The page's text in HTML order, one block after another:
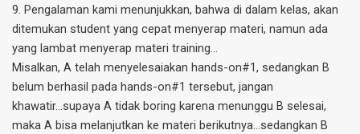
9. Pengalaman kami menunjukkan, bahwa di dalam kelas, akan
ditemukan student yang cepat menyerap materi, namun ada
yang lambat menyerap materi training...
Misalkan, A telah menyelesaiakan hands-on#1, sedangkan B
belum berhasil pada hands-on#1 tersebut, jangan
khawatir...supaya A tidak boring karena menunggu B selesai,
maka A bisa melanjutkan ke materi berikutnya...sedangkan B